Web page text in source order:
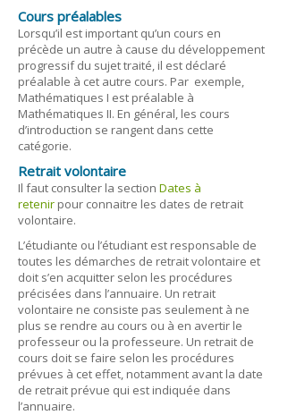
Cours préalables
Lorsqu’il est important qu’un cours en
précède un autre à cause du développement
progressif du sujet traité, il est déclaré
préalable à cet autre cours. Par exemple,
Mathématiques I est préalable à
Mathématiques II. En général, les cours
d’introduction se rangent dans cette
catégorie.
Retrait volontaire
Il faut consulter la section Dates à
retenir pour connaitre les dates de retrait
volontaire.
L’étudiante ou l’étudiant est responsable de
toutes les démarches de retrait volontaire et
doit s’en acquitter selon les procédures
précisées dans l’annuaire. Un retrait
volontaire ne consiste pas seulement à ne
plus se rendre au cours ou à en avertir le
professeur ou la professeure. Un retrait de
cours doit se faire selon les procédures
prévues à cet effet, notamment avant la date
de retrait prévue qui est indiquée dans
l’annuaire.